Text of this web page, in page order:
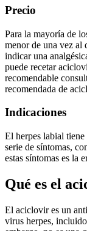
Precio
Para la mayoría de
menor de una vez al
indicar una
puede recetar
recomendable
recomendada de
Indicaciones
El herpes labial
serie de síntomas,
estas síntomas es la
Qué es el
El aciclovir es un
virus herpes,